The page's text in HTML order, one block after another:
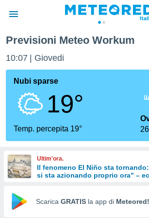
di
per
le
di
Web
Previsioni Meteo Workum
10:07 Giovedi
Nubi sparse
19°
Temp. percepita 19°
26
Ultim'ora.
Il fenomeno El Niño sta
si sta azionando proprio ora" –
Scarica GRATIS la app di Meteored!